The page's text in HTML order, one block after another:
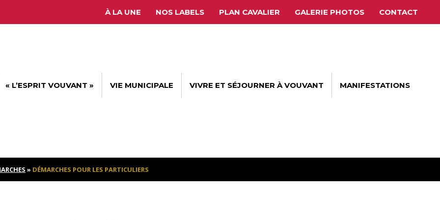
À LA UNE NOS LABELS PLAN CAVALIER GALERIE PHOTOS CONTACT
« L’ESPRIT VOUVANT » VIE MUNICIPALE VIVRE ET SÉJOURNER À VOUVANT MANIFESTATIONS
» DÉMARCHES POUR LES PARTICULIERS